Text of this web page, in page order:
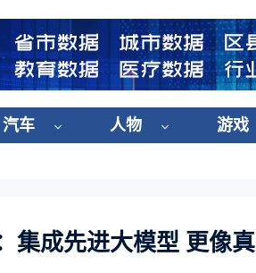
汽车 人物 游戏
集成先进大模型 更像真